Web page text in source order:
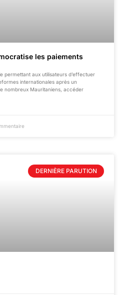
les paiements
permettant aux utilisateurs d’effectuer
internationales après un
nombreux Mauritaniens, accéder
DERNIÈRE PARUTION